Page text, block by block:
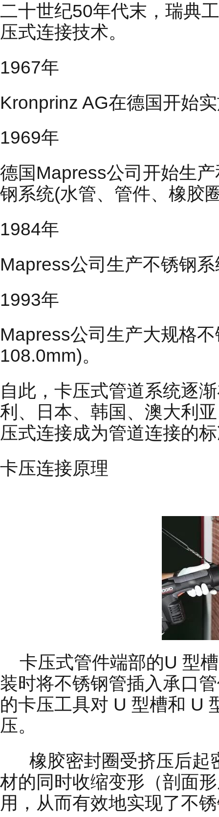
二十世纪50年代末，瑞典
压式连接技术。
1967年
Kronprinz AG在德国开始
1969年
德国Mapress公司开始生
钢系统(水管、管件、橡胶
1984年
Mapress公司生产不锈钢
1993年
Mapress公司生产大规格
108.0mm)。
自此，卡压式管道系统逐
利、日本、韩国、澳大利
压式连接成为管道连接的
卡压连接原理
卡压式管件端部的U 型
装时将不锈钢管插入承口
的卡压工具对 U 型槽和 U
压。
橡胶密封圈受挤压后起
材的同时收缩变形（剖面
用，从而有效地实现了不